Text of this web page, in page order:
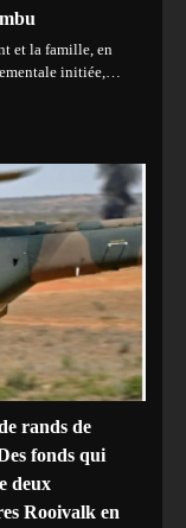
et la famille, en
initiée,…
rands de
fonds qui
deux
Rooivalk en